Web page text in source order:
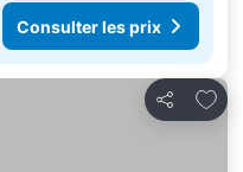
Consulter les prix
Partager